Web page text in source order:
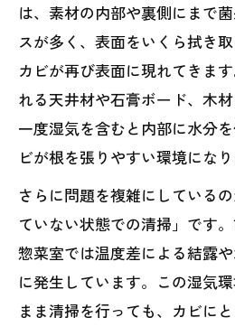
は、素材の内部や裏側にまで
スが多く、表面をいくら拭き
カビが再び表面に現れてきま
れる天井材や石膏ボード、木
一度湿気を含むと内部に水分
ビが根を張りやすい環境になり
さらに問題を複雑にしている
ていない状態での清掃」です
惣菜室では温度差による結露
に発生しています。この湿気
まま清掃を行っても、カビに